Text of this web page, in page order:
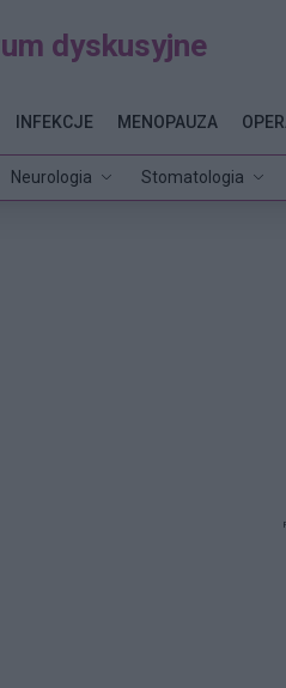
dyskusyjne
Neurologia Stomatologia
INFEKCJE MENOPAUZA